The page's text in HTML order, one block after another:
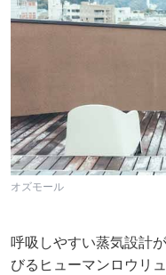
オズモール
呼吸しやすい蒸気設計
びるヒューマンロウリ